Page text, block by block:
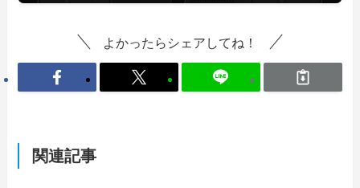
よかったらシェアしてね！
関連記事